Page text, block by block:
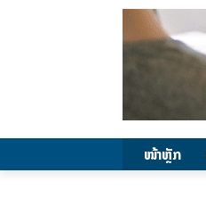
ໜ້າຫຼັກ